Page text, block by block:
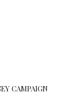
CAMPAIGN